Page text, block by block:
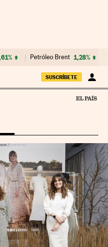
Petróleo Brent 1,28%
SUSCRÍBETE